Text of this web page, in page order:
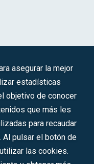
de la Innovación y las
asegurar la mejor
estadísticas
objetivo de conocer
que más les
para recaudar
Al pulsar el botón de
las cookies.